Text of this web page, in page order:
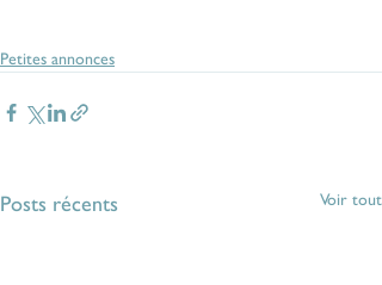
Petites annonces
Posts récents Voir tout